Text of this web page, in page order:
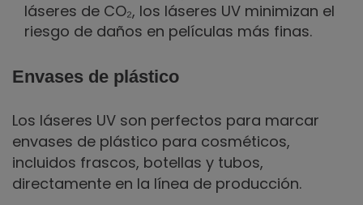
láseres de CO₂, los láseres UV minimizan el
riesgo de daños en películas más finas.
Envases de plástico
Los láseres UV son perfectos para marcar
envases de plástico para cosméticos,
incluidos frascos, botellas y tubos,
directamente en la línea de producción.